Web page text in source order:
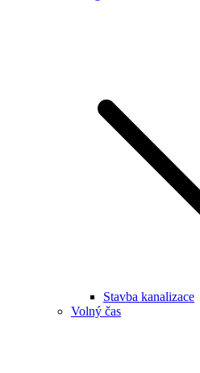
Stavba kanalizace
Volný čas